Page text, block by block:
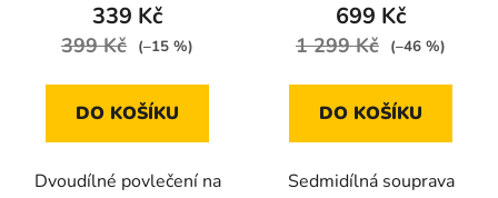
339 Kč
399 Kč (–15 %)
DO KOŠÍKU
Dvoudílné povlečení na
699 Kč
1 299 Kč (–46 %)
DO KOŠÍKU
Sedmidílná souprava